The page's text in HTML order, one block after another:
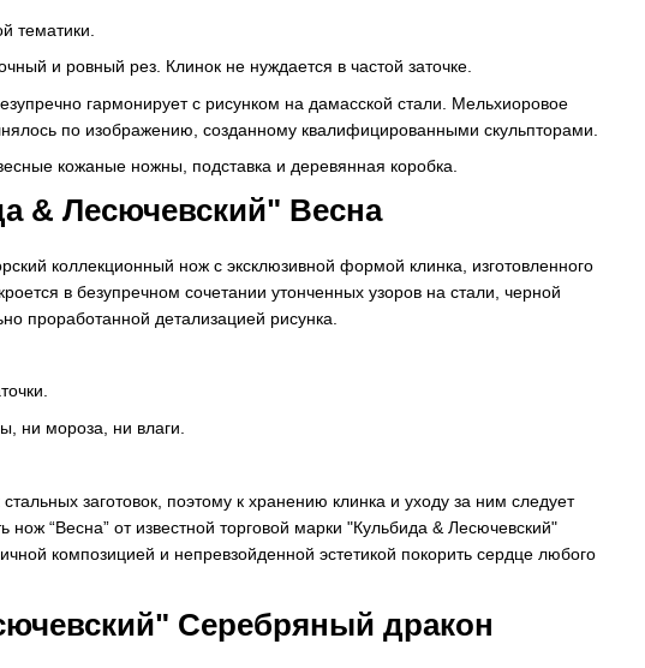
тематики.
и ровный рез. Клинок не нуждается в частой заточке.
гармонирует с рисунком на дамасской стали. Мельхиоровое
по изображению, созданному квалифицированными скульпторами.
кожаные ножны, подставка и деревянная коробка.
& Лесючевский" Весна
коллекционный нож с эксклюзивной формой клинка, изготовленного
в безупречном сочетании утонченных узоров на стали, черной
проработанной детализацией рисунка.
ни мороза, ни влаги.
заготовок, поэтому к хранению клинка и уходу за ним следует
“Весна” от известной торговой марки "Кульбида & Лесючевский"
композицией и непревзойденной эстетикой покорить сердце любого
Серебряный дракон